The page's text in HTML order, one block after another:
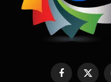
Facebook
X